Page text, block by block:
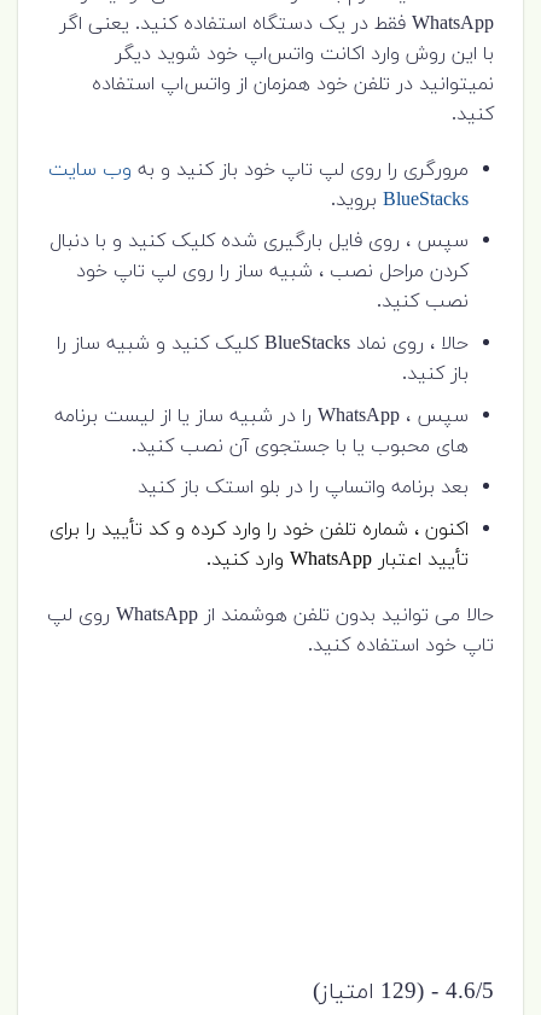
WhatsApp فقط در یک دستگاه استفاده کنید. یعنی اگر
با این روش وارد اکانت واتس‌اپ خود شوید دیگر
نمیتوانید در تلفن خود همزمان از واتس‌اپ استفاده
کنید.
مرورگری را روی لپ تاپ خود باز کنید و به وب سایت
BlueStacksبروید.
سپس ، روی فایل بارگیری شده کلیک کنید و با دنبال
کردن مراحل نصب ، شبیه ساز را روی لپ تاپ خود
نصب کنید.
حالا ، روی نماد BlueStacks کلیک کنید و شبیه ساز را
باز کنید.
سپس ، WhatsApp را در شبیه ساز یا از لیست برنامه
های محبوب یا با جستجوی آن نصب کنید.
بعد برنامه واتساپ را در بلو استک باز کنید
اکنون ، شماره تلفن خود را وارد کرده و کد تأیید را برای
تأیید اعتبار WhatsApp وارد کنید.
حالا می توانید بدون تلفن هوشمند از WhatsApp روی لپ
تاپ خود استفاده کنید.
4.6/5 - (129 امتیاز)